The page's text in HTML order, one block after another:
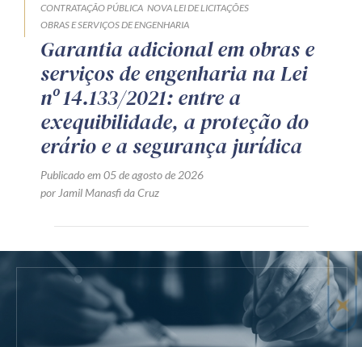
CONTRATAÇÃO PÚBLICA NOVA LEI DE LICITAÇÕES
OBRAS E SERVIÇOS DE ENGENHARIA
Garantia adicional em obras e
serviços de engenharia na Lei
nº 14.133/2021: entre a
exequibilidade, a proteção do
erário e a segurança jurídica
Publicado em 05 de agosto de 2026
por Jamil Manasfi da Cruz